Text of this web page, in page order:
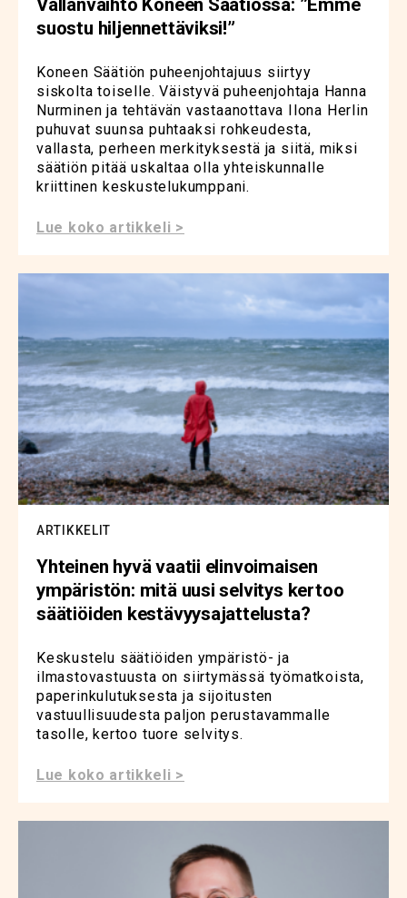
Vallanvaihto Koneen Säätiössä: ”Emme
suostu hiljennettäviksi!”
Koneen Säätiön puheenjohtajuus siirtyy
siskolta toiselle. Väistyvä puheenjohtaja Hanna
Nurminen ja tehtävän vastaanottava Ilona Herlin
puhuvat suunsa puhtaaksi rohkeudesta,
vallasta, perheen merkityksestä ja siitä, miksi
säätiön pitää uskaltaa olla yhteiskunnalle
kriittinen keskustelukumppani.
Lue koko artikkeli >
ARTIKKELIT
Yhteinen hyvä vaatii elinvoimaisen
ympäristön: mitä uusi selvitys kertoo
säätiöiden kestävyysajattelusta?
Keskustelu säätiöiden ympäristö- ja
ilmastovastuusta on siirtymässä työmatkoista,
paperinkulutuksesta ja sijoitusten
vastuullisuudesta paljon perustavammalle
tasolle, kertoo tuore selvitys.
Lue koko artikkeli >